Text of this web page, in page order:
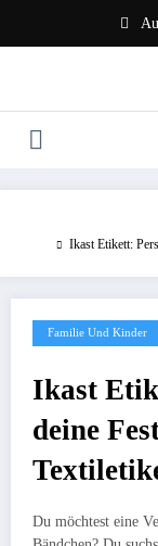
springen
Ikast Etikett:
Familie Und Kinder
Ikast
deine
Du möchtest eine